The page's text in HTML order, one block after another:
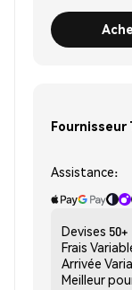
Fournisseur
Assistance:
Devises 50+
Frais
Arrivée
Meilleur